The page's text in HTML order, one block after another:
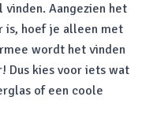
Aangezien het
is, hoef je alleen met
wordt het vinden
Dus kies voor iets wat
of een coole